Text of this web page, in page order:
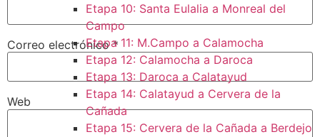
Etapa 10: Santa Eulalia a Monreal del
Campo​
Etapa 11: M.Campo a Calamocha​
Etapa 12: Calamocha a Daroca ​
Etapa 13: Daroca a Calatayud
Etapa 14: Calatayud a Cervera de la
Cañada​
Etapa 15: Cervera de la Cañada a Berdejo
Correo electrónico*
Web